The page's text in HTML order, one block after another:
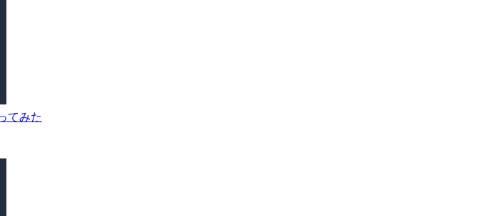
てみた